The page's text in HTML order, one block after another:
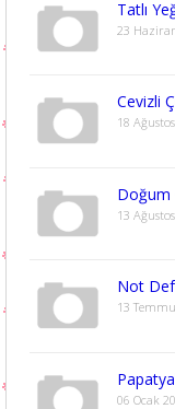
Tatlı
23
Cevizli
18
Doğum
13
Not
13
06 Ocak